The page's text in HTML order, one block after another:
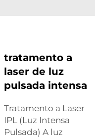
tratamento a
laser de luz
pulsada intensa
Tratamento a Laser
IPL (Luz Intensa
Pulsada) A luz